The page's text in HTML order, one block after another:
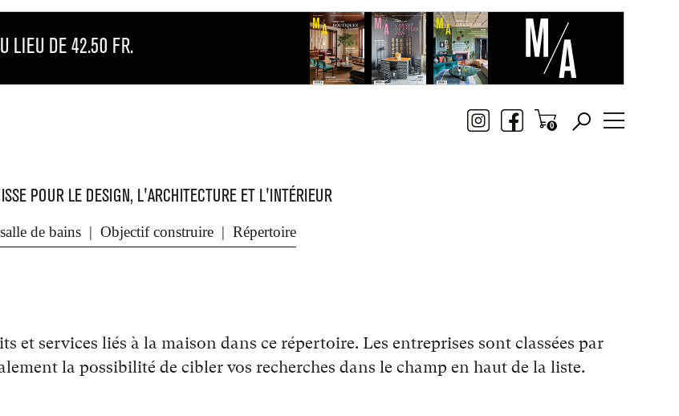
POUR LE DESIGN, L'ARCHITECTURE ET L'INTÉRIEUR
de bains Objectif construire Répertoire
et services liés à la maison dans ce répertoire. Les entreprises sont classées par
la possibilité de cibler vos recherches dans le champ en haut de la liste.